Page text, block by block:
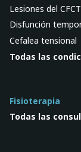
Lesiones del CFCT
Disfunción
Cefalea tensional
Todas las
Fisioterapia
Todas las